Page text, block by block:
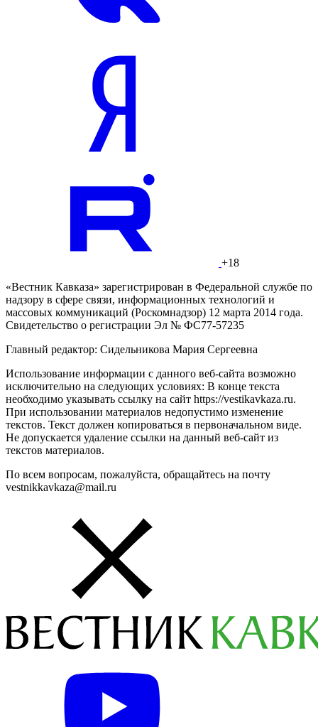
+18
«Вестник Кавказа» зарегистрирован в Федеральной службе по
надзору в сфере связи, информационных технологий и
массовых коммуникаций (Роскомнадзор) 12 марта 2014 года.
Свидетельство о регистрации Эл № ФС77-57235
Главный редактор: Сидельникова Мария Сергеевна
Использование информации с данного веб-сайта возможно
исключительно на следующих условиях: В конце текста
необходимо указывать ссылку на сайт https://vestikavkaza.ru.
При использовании материалов недопустимо изменение
текстов. Текст должен копироваться в первоначальном виде.
Не допускается удаление ссылки на данный веб-сайт из
текстов материалов.
По всем вопросам, пожалуйста, обращайтесь на почту
vestnikkavkaza@mail.ru